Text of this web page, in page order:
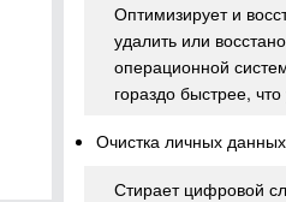
Оптимизирует и
удалить или
операционной
гораздо быстрее,
Очистка личных данных
Стирает цифровой